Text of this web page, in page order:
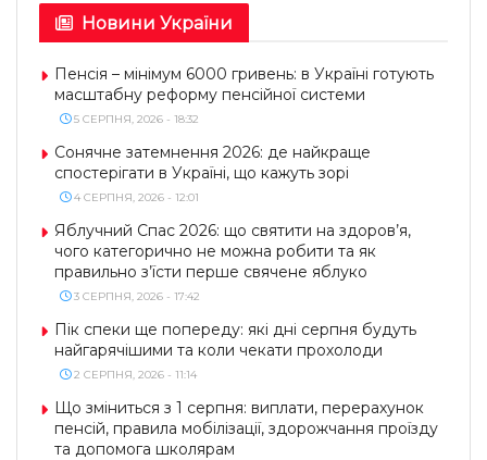
Новини України
Пенсія – мінімум 6000 гривень: в Україні готують
масштабну реформу пенсійної системи
5 СЕРПНЯ, 2026 - 18:32
Сонячне затемнення 2026: де найкраще
спостерігати в Україні, що кажуть зорі
4 СЕРПНЯ, 2026 - 12:01
Яблучний Спас 2026: що святити на здоров’я,
чого категорично не можна робити та як
правильно з’їсти перше свячене яблуко
3 СЕРПНЯ, 2026 - 17:42
Пік спеки ще попереду: які дні серпня будуть
найгарячішими та коли чекати прохолоди
2 СЕРПНЯ, 2026 - 11:14
Що зміниться з 1 серпня: виплати, перерахунок
пенсій, правила мобілізації, здорожчання проїзду
та допомога школярам